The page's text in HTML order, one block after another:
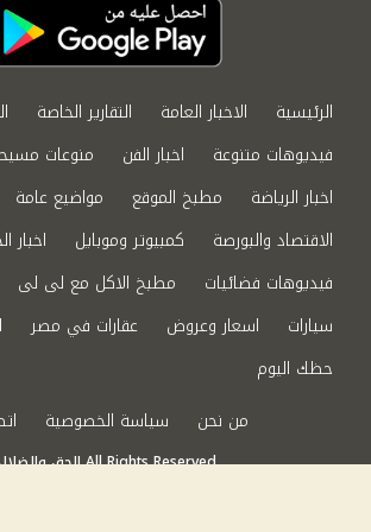
الرئيسية الاخبار العامة التقارير الخاصة
فيديوهات متنوعة
اخبار الفن
منوعات
اخبار الرياضة
مطبخ الموقع
مواضيع عامة
الاقتصاد والبورصة
كمبيوتر وموبايل
اخبار
فيديوهات فضائيات
مطبخ الاكل مع لى لى
سيارات
اسعار وعروض عقارات في مصر
حظك اليوم
من نحن
سياسة الخصوصية
©2024 الحق والضلال All Rights Reserved.